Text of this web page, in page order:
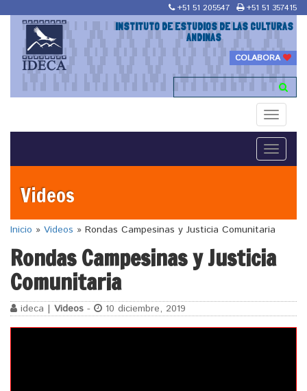
+51 51 205547 +51 51 357415
INSTITUTO DE ESTUDIOS DE LAS CULTURAS
ANDINAS
COLABORA
Toggle
Toggle
Videos
Inicio » Videos » Rondas Campesinas y Justicia Comunitaria
Rondas Campesinas y Justicia
Comunitaria
ideca | Videos - 10 diciembre, 2019